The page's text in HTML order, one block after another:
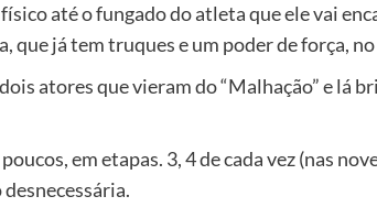
até o fungado do atleta que ele vai
que já tem truques e um poder de força,
atores que vieram do “Malhação” e lá
em etapas. 3, 4 de cada vez (nas